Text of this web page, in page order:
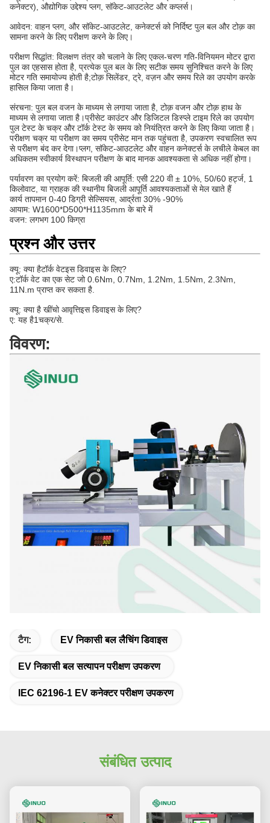
कनेक्टर), औद्योगिक उद्देश्य प्लग, सॉकेट-आउटलेट और कप्लर्स।
आवेदन: वाहन प्लग, और सॉकेट-आउटलेट, कनेक्टर्स को निर्दिष्ट पुल बल और टोक़ का
सामना करने के लिए परीक्षण करने के लिए।
परीक्षण सिद्धांत: विलक्षण तंत्र को चलाने के लिए एकल-चरण गति-विनियमन मोटर द्वारा
पुल का एहसास होता है, प्रत्येक पुल बल के लिए सटीक समय सुनिश्चित करने के लिए
मोटर गति समायोज्य होती है;टोक़ सिलेंडर, ट्रे, वज़न और समय रिले का उपयोग करके
हासिल किया जाता है।
संरचना: पुल बल वजन के माध्यम से लगाया जाता है, टोक़ वजन और टोक़ हाथ के
माध्यम से लगाया जाता है।प्रीसेट काउंटर और डिजिटल डिस्प्ले टाइम रिले का उपयोग
पुल टेस्ट के चक्र और टॉर्क टेस्ट के समय को नियंत्रित करने के लिए किया जाता है।
परीक्षण चक्र या परीक्षण का समय प्रीसेट मान तक पहुंचता है, उपकरण स्वचालित रूप
से परीक्षण बंद कर देगा।प्लग, सॉकेट-आउटलेट और वाहन कनेक्टर्स के लचीले केबल का
अधिकतम स्वीकार्य विस्थापन परीक्षण के बाद मानक आवश्यकता से अधिक नहीं होगा।
पर्यावरण का प्रयोग करें: बिजली की आपूर्ति: एसी 220 वी ± 10%, 50/60 हर्ट्ज, 1
किलोवाट, या ग्राहक की स्थानीय बिजली आपूर्ति आवश्यकताओं से मेल खाते हैं
कार्य तापमान 0-40 डिग्री सेल्सियस, आर्द्रता 30% -90%
आयाम: W1600*D500*H1135mm के बारे में
वजन: लगभग 100 किग्रा
प्रश्न और उत्तर
क्यू: क्या हैटॉर्क वेटइस डिवाइस के लिए?
ए:टॉर्क वेट का एक सेट जो 0.6Nm, 0.7Nm, 1.2Nm, 1.5Nm, 2.3Nm,
11N.m प्राप्त कर सकता है
क्यू: क्या है खींचो आवृत्तिइस डिवाइस के लिए?
ए: यह है1चक्र/से.
विवरण:
टैग: EV निकासी बल लैचिंग डिवाइस
EV निकासी बल सत्यापन परीक्षण उपकरण
IEC 62196-1 EV कनेक्टर परीक्षण उपकरण
संबंधित उत्पाद